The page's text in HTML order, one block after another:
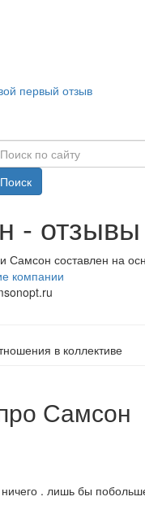
первый отзыв
Поиск
- отзывы
Самсон составлен на
компании
в коллективе
Самсон
. лишь бы